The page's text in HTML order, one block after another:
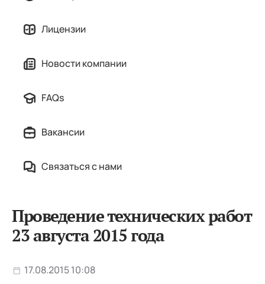
Партнеру
Лицензии
Новости компании
FAQs
Вакансии
Связаться с нами
Проведение технических работ
23 августа 2015 года
17.08.2015 10:08